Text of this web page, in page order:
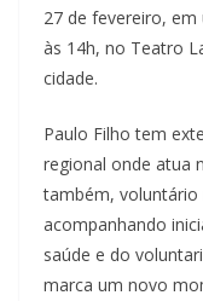
27 de fevereiro,
às 14h, no Teatro
cidade.
Paulo Filho tem
regional onde atua
também, voluntário
acompanhando
saúde e do
marca um novo